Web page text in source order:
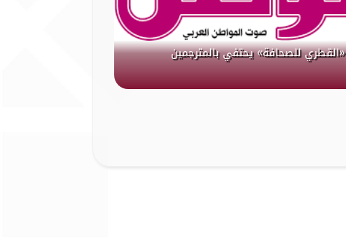
«القطري للصحافة» يحتفي بالمترجمين